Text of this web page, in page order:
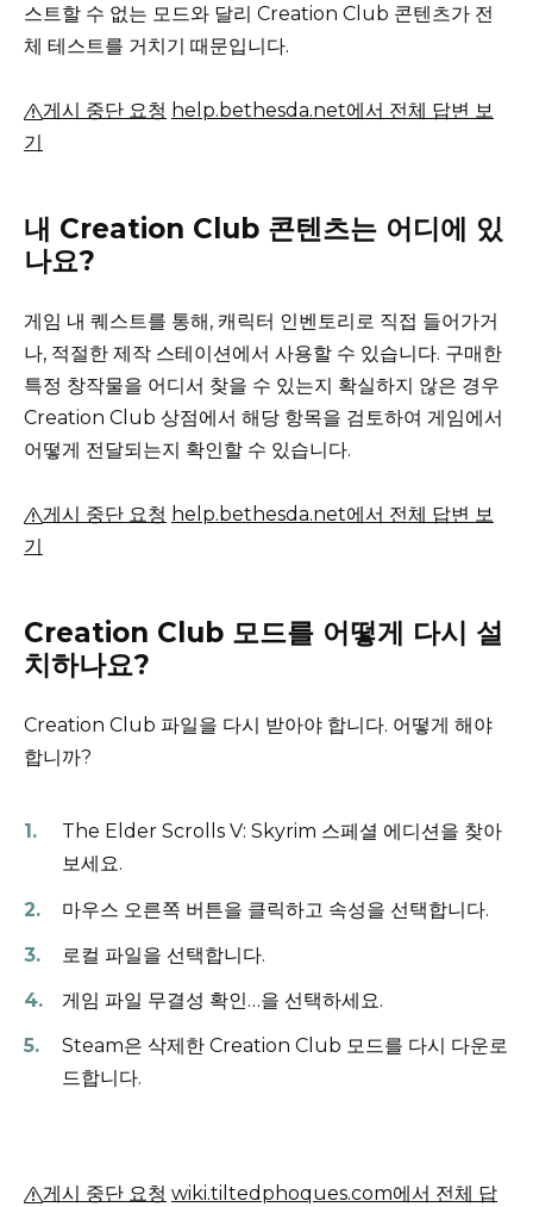
스트할 수 없는 모드와 달리 Creation Club 콘텐츠가 전
체 테스트를 거치기 때문입니다.
게시 중단 요청 help.bethesda.net에서 전체 답변 보
기
내 Creation Club 콘텐츠는 어디에 있
나요?
게임 내 퀘스트를 통해, 캐릭터 인벤토리로 직접 들어가거
나, 적절한 제작 스테이션에서 사용할 수 있습니다. 구매한
특정 창작물을 어디서 찾을 수 있는지 확실하지 않은 경우
Creation Club 상점에서 해당 항목을 검토하여 게임에서
어떻게 전달되는지 확인할 수 있습니다.
게시 중단 요청 help.bethesda.net에서 전체 답변 보
기
Creation Club 모드를 어떻게 다시 설
치하나요?
Creation Club 파일을 다시 받아야 합니다. 어떻게 해야
합니까?
The Elder Scrolls V: Skyrim 스페셜 에디션을 찾아
보세요.
마우스 오른쪽 버튼을 클릭하고 속성을 선택합니다.
로컬 파일을 선택합니다.
게임 파일 무결성 확인…을 선택하세요.
Steam은 삭제한 Creation Club 모드를 다시 다운로
드합니다.
게시 중단 요청 wiki.tiltedphoques.com에서 전체 답